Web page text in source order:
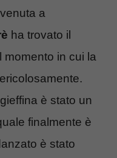
a
ha trovato il
momento in cui la
è stato un
finalmente è
è stato